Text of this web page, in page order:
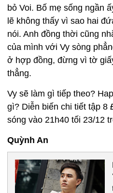
bỏ Voi. Bố mẹ sống ngần
lẽ không thấy vì sao hai
nói. Anh đồng thời cũng
của mình với Vy sòng
ở hợp đồng, đừng vì tờ
thẳng.
Vy sẽ làm gì tiếp theo?
gì? Diễn biến chi tiết tập 8
sóng vào 21h40 tối 23/12
Quỳnh An